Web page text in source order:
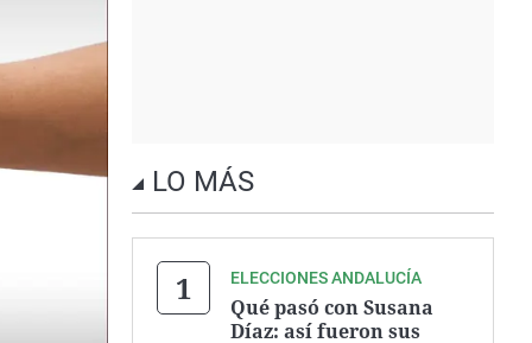
LO MÁS
ELECCIONES ANDALUCÍA
Qué pasó con Susana
Díaz: así fueron sus